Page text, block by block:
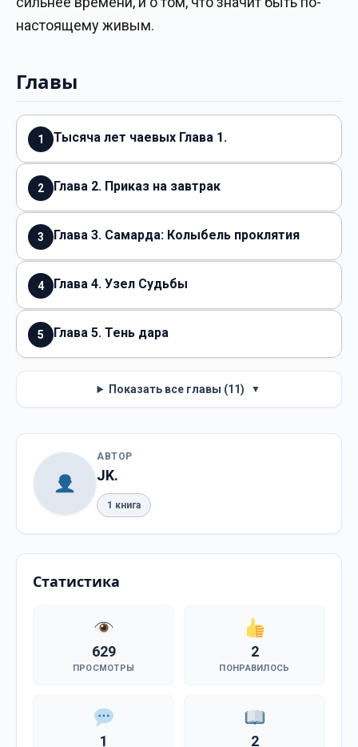
настоящему живым.
Главы
1 Тысяча лет чаевых Глава 1.
2 Глава 2. Приказ на завтрак
3 Глава 3. Самарда: Колыбель проклятия
4 Глава 4. Узел Судьбы
5 Глава 5. Тень дара
Показать все главы (11) ▼
АВТОР
JK.
1 книга
Статистика
629
ПРОСМОТРЫ
2
ПОНРАВИЛОСЬ
1 2